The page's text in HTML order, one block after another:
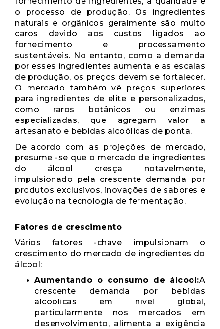
o processo de produção. Os ingredientes
naturais e orgânicos geralmente são muito
caros devido aos custos ligados ao
fornecimento e processamento
sustentáveis. No entanto, como a demanda
por esses ingredientes aumenta e as escalas
de produção, os preços devem se fortalecer.
O mercado também vê preços superiores
para ingredientes de elite e personalizados,
como raros botânicos ou enzimas
especializadas, que agregam valor a
artesanato e bebidas alcoólicas de ponta.
De acordo com as projeções de mercado,
presume -se que o mercado de ingredientes
do álcool cresça notavelmente,
impulsionado pela crescente demanda por
produtos exclusivos, inovações de sabores e
evolução na tecnologia de fermentação.
Fatores de crescimento
Vários fatores -chave impulsionam o
crescimento do mercado de ingredientes do
álcool:
Aumentando o consumo de álcool:A
crescente demanda por bebidas
alcoólicas em nível global,
particularmente nos mercados em
desenvolvimento, alimenta a exigência